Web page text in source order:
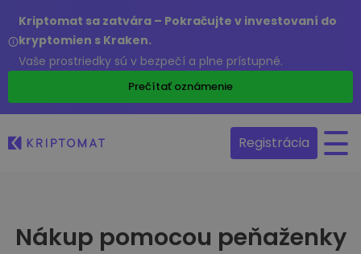
Kriptomat sa zatvára – Pokračujte v investovaní do
kryptomien s Kraken.
Vaše prostriedky sú v bezpečí a plne prístupné.
Prečítať oznámenie
Registrácia
Nákup pomocou peňaženky